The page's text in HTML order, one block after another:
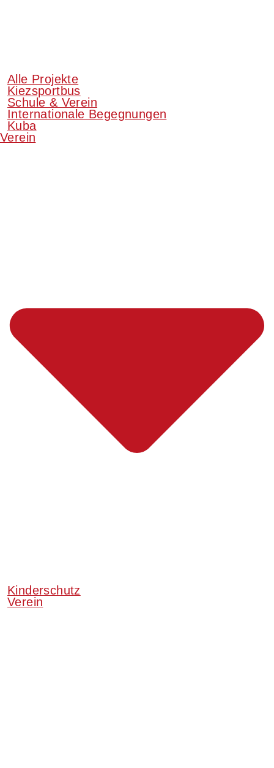
Alle Projekte
Kiezsportbus
Schule & Verein
Internationale Begegnungen
Kuba
Verein
Kinderschutz
Verein